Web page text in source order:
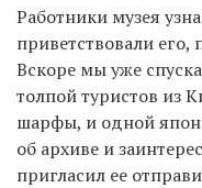
Работники музея
приветствовали
Вскоре мы уже
толпой туристов из
шарфы, и одной
об архиве и
пригласил ее